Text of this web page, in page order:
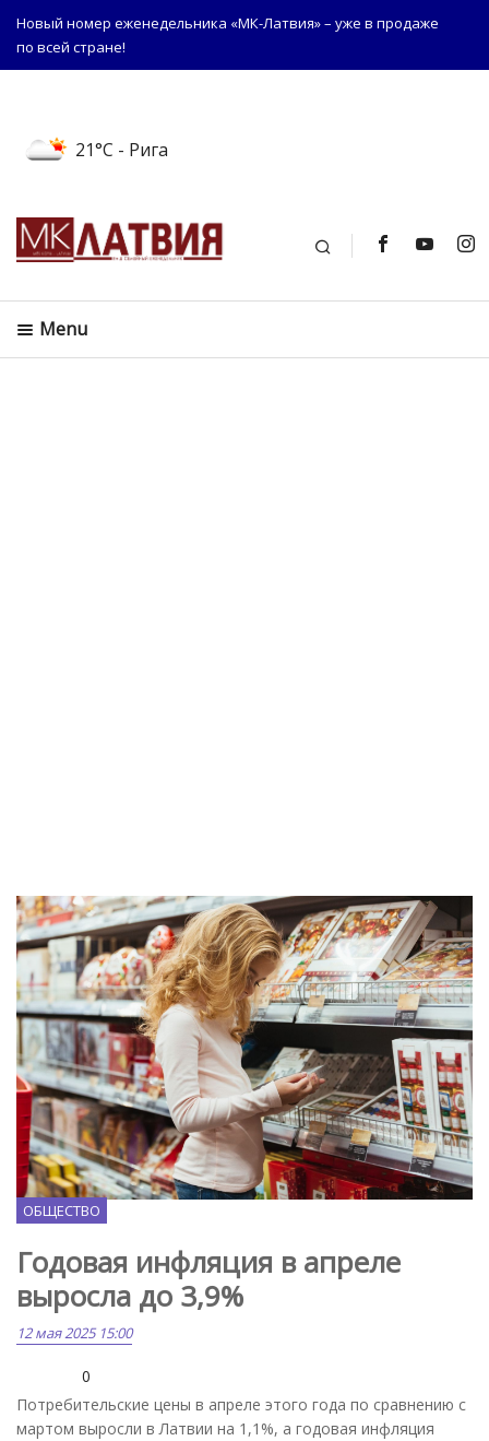
Новый номер еженедельника «МК-Латвия» – уже в продаже
по всей стране!
21°C - Рига
Поиск
Menu
Freepik.com
ОБЩЕСТВО
Годовая инфляция в апреле
выросла до 3,9%
12 мая 2025 15:00
0
Потребительские цены в апреле этого года по сравнению с
мартом выросли в Латвии на 1,1%, а годовая инфляция